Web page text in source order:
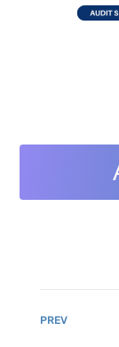
PREV